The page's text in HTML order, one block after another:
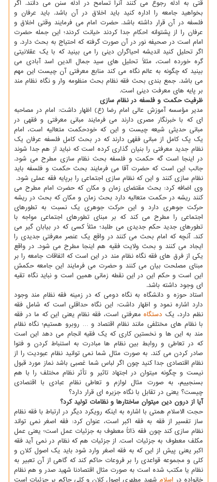
قتی به ادله رجوع می کنند آنرا تسامح در ادله سنن می دانند. اگر
بخواهید جامعه را اداره کنید باید اخلاق در آن باشد. باید عرفان و
فلسفه در آن قرار داشته باشد. حضرت امام می فرمایند وقتی اخلاق و
عرفان را از پشتوانه احکام جدا کردند خیانت کردند؛ این جمله حضرت
امام است در صحیفه نور در آن صورت گرفته که احتیاج به بحث دارد. و
اگر تحلیل کنید اندیشه احیاگران دینی را می بینید که با یک عقلانیتی
گره خورده است، مثلاً تحلیل های سید جمال الدین اسد آبادی می
بینید که چگونه به عالم نگاه می کند منابع معرفتی آن چیست این مهم
می باشد. جمع بندی بحث فقه نظام بحث منظومه وار و نگاه نظام مند
بر پایه های معرفت دینی است.
ظرفیت حکمت و فلسفه در نظام سازی
مدیر مؤسسه آموزش عالی امام رضا (ع) اظهار داشت: امام در مصاحبه
ای که با خبرنگار مصری دارند می فرمایند مبانی معرفتی و فقهی در
مبانی حدیثی شیعه چیست و این که خودحکمت متعالیه است، امام
یک پک کامل از مبانی فقهی دارند که در بحث کامل فلسفه عرفان یک
نظام جدید معرفتی را بنیان گذاری کرده است که نباید از هم جدا شوند
در اینجا است گه حکمت و فلسفه بحث نظام سازی مطرح می شود.
جالب این است که حضرت آقا می فرمایند بحث حکمت و فلسفه باید
نظام سازی کنند و این که نظام سازی اجتماعی را برپایه فقه عملی شود.
وی اضافه کرد: بحث مقتضای زمان و مکان که حضرت امام مطرح می
کنند ریشه در حکمت متعالیه دارد بحث زمان و مکان که بحث در ریشه
حرکت جوهری دارد و این حرکت جوهری یک نسبت به تطورهای
اجتماعی را مطرح می کند که بر مبنای تطورهای اجتماعی مواجه با
تطورهای جدید حکم جدیدی می طلبد؛ مثلاً کسی که در بیابان گیر می
کند. آنچه که امام بحث می کنند در واقع یک عنصر معرفتی جدیدی را
ایجاد می کنند و بحث ولایت فقیه هم اینجا مطرح می شود. در واقع
یکی از فرق های فقه نگاه نظام مند در این است که اتفاقات جامعه را بر
مبنای مصلحت بیان می کنند و حضرت می فرمایند این جامعه حکمش
این است و حکم این در این نقطه زمانی همین است و نباید نگاه تقیه
ای وجود داشته باشد.
استاد حوزه و دانشگاه به نگاه دومی که در زمینه فقه نظام مند وجود
دارد اشاره نمود و اظهار داشت: این نگاه حداقلی است که شامل فقه
نظم دارد، یک دستگاه معرفتی است، فقه نظام یعنی این که ما در فقه
با نظام های مختلفی مانند نظام اقتصاد و … روبرو هستیم؛ نگاه نظام
مند به این ها و نخستین کاری که یک فقیه انجام می دهد این است
که در تعاطی و روابط بین نظام ها مبادرت به استنباط کردن و فتوا
صادر کردن می کند. به صورت مثال شما نمی توانید نظام عبودیت را از
نظام اقتصادی جدا کنید چون اگر لباس شما غصبی باشد نماز مورد قبول
نیست و چگونه میتوان در اجتهاد تاثیر و تأثر نظام مختلف را با هم
بسنجییم، به صورت مثال لوازم و تعاطی نظام عبادی با اقتصادی
چیست؟ یعنی در تقابل با نگاه جزیره ای قرار دارد؟
آیا از درون دین میتوان ساختارها و نظامات تولید کرد؟
حجت الاسلام همتی با اشاره به اینکه رویکرد دیگر در ارتباط با فقه نظام
ساز تفسیر از فقه به فقه اکبر است، عنوان کرد: فقه اصغر نمی تواند
نظام سازی کند چون فقه ذاتاً معطوف به جزئیات عمل است؛ یعنی عمل
مکلف معطوف به جزئیات است. از جزئیات هم که نظام در نمی آید فقه
اکبر یعنی پیش از این که به فقه اصغر وارد شود باید یک اصول کلان و
کلی و مجموعه قواعدی را بر فروعات حاکم کند که گاهی از آن تعبیر به
نظام یا مکتب شده است به صورت مثال اقتصادنا شهید صدر و هم نظام
خانواده در اسلام شهید مطهری اصول کلان و کلی حاکم بر جزئیات است